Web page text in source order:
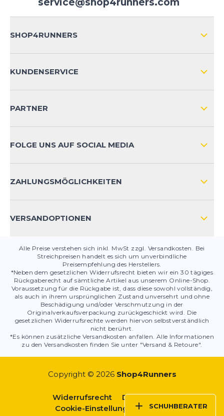
SHOP4RUNNERS
KUNDENSERVICE
KONTAKT
PRODUKTSICHERHEIT
PARTNER
FOLGE UNS AUF SOCIAL MEDIA
ZAHLUNGSMÖGLICHKEITEN
VERSANDOPTIONEN
Alle Preise verstehen sich inkl. MwSt zzgl. Versandkosten. Bei
Streichpreisen handelt es sich um unverbindliche
Preisempfehlung des Herstellers.
*Neben dem gesetzlichen Widerrufsrecht bieten wir ein 30 tägiges
Rückgaberecht auf sämtliche Artikel aus unserem Online-Shop.
Voraussetzung für die Rückgabe ist, dass diese sowohl vollständig,
als auch in ihrem ursprünglichen Zustand unversehrt und ohne
Beschädigung und/oder Verschmutzung in der
Originalverkaufsverpackung zurückgeschickt wird. Die
gesetzlichen Widerrufsrechte werden hiervon selbstverständlich
nicht berührt.
*Es können zusätzliche Versandkosten anfallen. Alle Informationen
zu den Versandkosten finden Sie unter "Versand & Retoure".
Copyright © 2026 Shop4Runners
Widerrufsrecht
Datenschutz
Cookie-Einstellungen
AGBs
SCHUHBERATER